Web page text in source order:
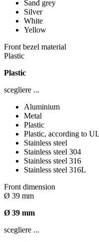
Sand grey
Silver
White
Yellow
Front bezel material
Plastic
Plastic
scegliere ...
Aluminium
Metal
Plastic
Plastic, according to
Stainless steel
Stainless steel 304
Stainless steel 316
Stainless steel 316L
Front dimension
Ø 39 mm
Ø 39 mm
scegliere ...